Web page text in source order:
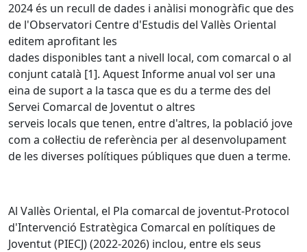
2024 és un recull de dades i anàlisi monogràfic que des
de l'Observatori Centre d'Estudis del Vallès Oriental
editem aprofitant les
dades disponibles tant a nivell local, com comarcal o al
conjunt català [1]. Aquest Informe anual vol ser una
eina de suport a la tasca que es du a terme des del
Servei Comarcal de Joventut o altres
serveis locals que tenen, entre d'altres, la població jove
com a col·lectiu de referència per al desenvolupament
de les diverses polítiques públiques que duen a terme.
Al Vallès Oriental, el Pla comarcal de joventut-Protocol
d'Intervenció Estratègica Comarcal en polítiques de
Joventut (PIECJ) (2022-2026) inclou, entre els seus